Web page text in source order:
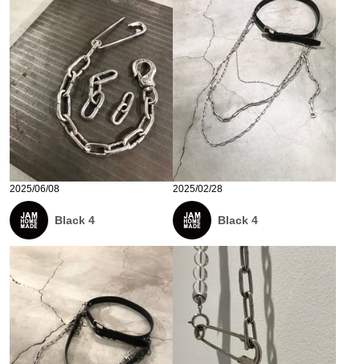
2025/06/08
Black 4
2025/02/28
Black 4